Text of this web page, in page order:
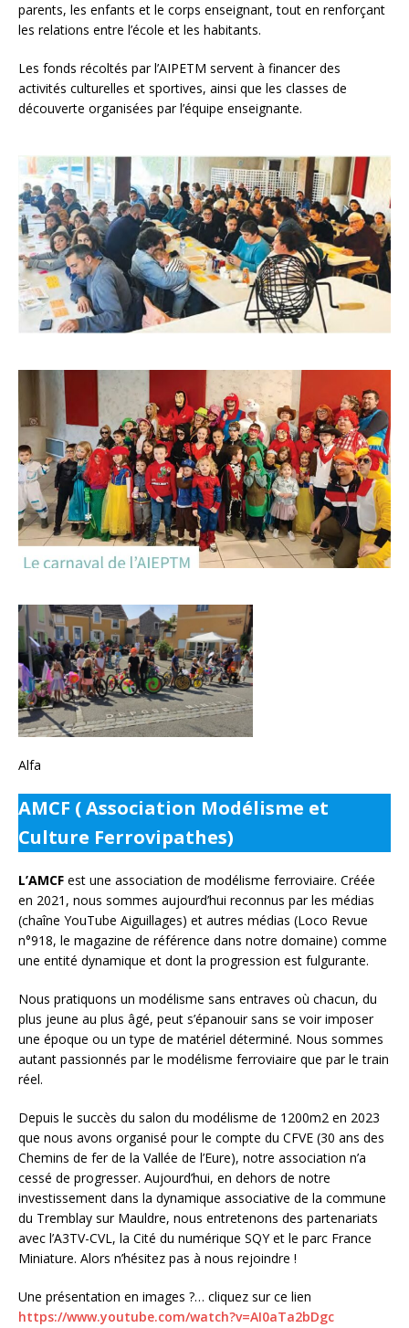
parents, les enfants et le corps enseignant, tout en renforçant
les relations entre l’école et les habitants.
Les fonds récoltés par l’AIPETM servent à financer des
activités culturelles et sportives, ainsi que les classes de
découverte organisées par l’équipe enseignante.
Alfa
AMCF ( Association Modélisme et
Culture Ferrovipathes)
L’AMCF est une association de modélisme ferroviaire. Créée
en 2021, nous sommes aujourd’hui reconnus par les médias
(chaîne YouTube Aiguillages) et autres médias (Loco Revue
n°918, le magazine de référence dans notre domaine) comme
une entité dynamique et dont la progression est fulgurante.
Nous pratiquons un modélisme sans entraves où chacun, du
plus jeune au plus âgé, peut s’épanouir sans se voir imposer
une époque ou un type de matériel déterminé. Nous sommes
autant passionnés par le modélisme ferroviaire que par le train
réel.
Depuis le succès du salon du modélisme de 1200m2 en 2023
que nous avons organisé pour le compte du CFVE (30 ans des
Chemins de fer de la Vallée de l’Eure), notre association n’a
cessé de progresser. Aujourd’hui, en dehors de notre
investissement dans la dynamique associative de la commune
du Tremblay sur Mauldre, nous entretenons des partenariats
avec l’A3TV-CVL, la Cité du numérique SQY et le parc France
Miniature. Alors n’hésitez pas à nous rejoindre !
Une présentation en images ?… cliquez sur ce lien
https://www.youtube.com/watch?v=AI0aTa2bDgc